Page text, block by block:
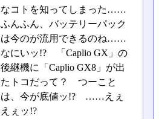
なコトを知ってしまった……
ふんふん、バッテリーパック
は今のが流用できるのね……
なにいッ!? 「Caplio GX」の
後継機に「Caplio GX8」が出
たトコだって？ つーこと
は、今が底値ッ!? ……えぇ
えぇッ!?